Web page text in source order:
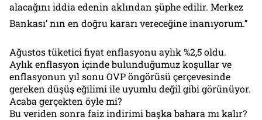
alacağını iddia edenin aklından şüphe edilir. Merkez
Bankası’ nın en doğru kararı vereceğine inanıyorum.’’
Ağustos tüketici fiyat enflasyonu aylık %2,5 oldu.
Aylık enflasyon içinde bulunduğumuz koşullar ve
enflasyonun yıl sonu OVP öngörüsü çerçevesinde
gereken düşüş eğilimi ile uyumlu değil gibi görünüyor.
Acaba gerçekten öyle mi?
Bu veriden sonra faiz indirimi başka bahara mı kalır?